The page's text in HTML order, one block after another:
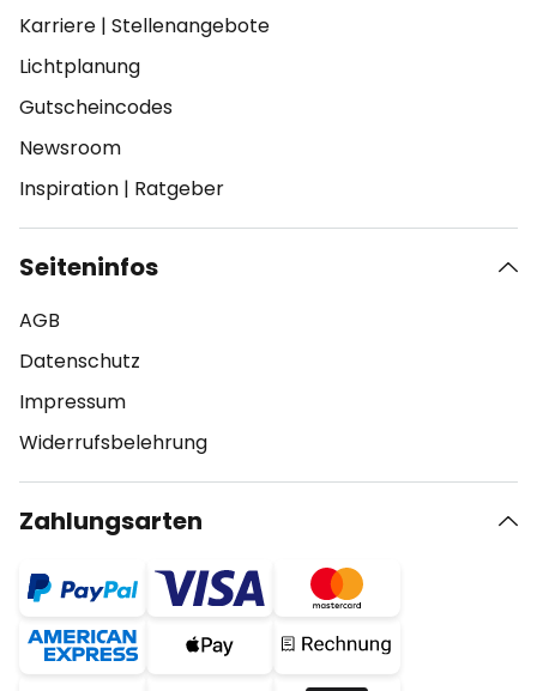
Karriere | Stellenangebote
Lichtplanung
Gutscheincodes
Newsroom
Inspiration | Ratgeber
Seiteninfos
AGB
Datenschutz
Impressum
Widerrufsbelehrung
Zahlungsarten